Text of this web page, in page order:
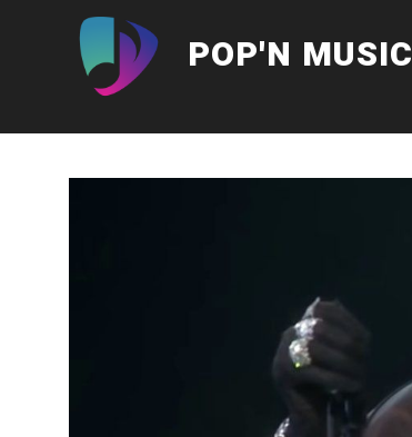
POP'N MUSIC